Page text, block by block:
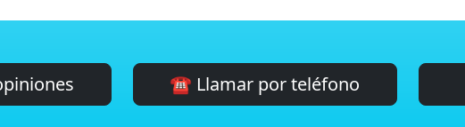
☎️ Llamar por teléfono